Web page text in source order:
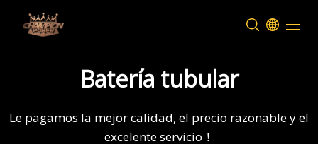
Batería tubular
Le pagamos la mejor calidad, el precio razonable y el
excelente servicio！